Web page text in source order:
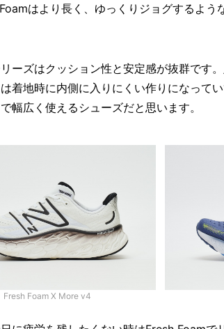
Foamはより長く、ゆっくりジョグするよ
リーズはクッション性と安定感が抜群です
着地時に内側に入りにくい作りになって
幅広く使えるシューズだと思います。
Fresh Foam X More v4